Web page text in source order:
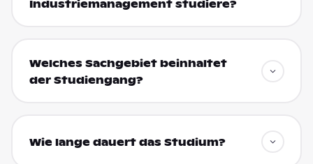
Industriemanagement studiere?
Welches Sachgebiet beinhaltet
der Studiengang?
Wie lange dauert das Studium?